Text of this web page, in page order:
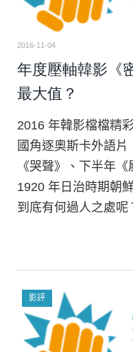
2016-11-04
年度壓軸韓影《
最大值？
2016 年韓影檔檔精
國角逐奧斯卡外語片
《哭聲》、下半年
1920 年日治時期朝
到底有何過人之處呢
影評